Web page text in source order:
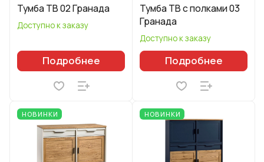
Тумба ТВ 02 Гранада
Доступно к заказу
Подробнее
Тумба ТВ с полками 03
Гранада
Доступно к заказу
Подробнее
НОВИНКИ НОВИНКИ